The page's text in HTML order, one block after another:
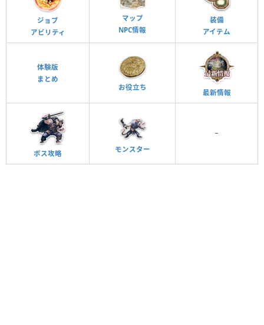
ジョブ
アビリティ
マップ
NPC情報
装備
アイテム
体験版
まとめ
お役立ち
最新情報
ボス攻略 モンスター
−